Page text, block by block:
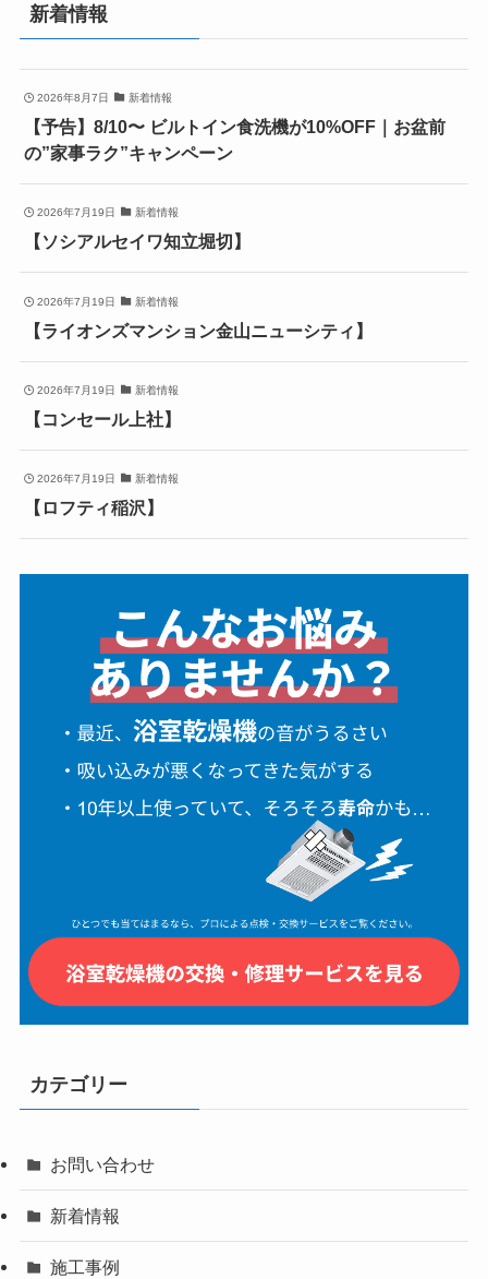
新着情報
2026年8月7日 新着情報
【予告】8/10〜 ビルトイン食洗機が10%OFF｜お盆前
の”家事ラク”キャンペーン
2026年7月19日 新着情報
【ソシアルセイワ知立堀切】
2026年7月19日 新着情報
【ライオンズマンション金山ニューシティ】
2026年7月19日 新着情報
【コンセール上社】
2026年7月19日 新着情報
【ロフティ稲沢】
カテゴリー
お問い合わせ
新着情報
施工事例